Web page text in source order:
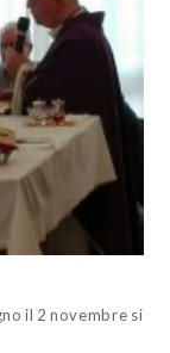
il 2 novembre si